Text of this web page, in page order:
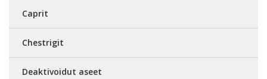
Caprit
Chestrigit
Deaktivoidut aseet